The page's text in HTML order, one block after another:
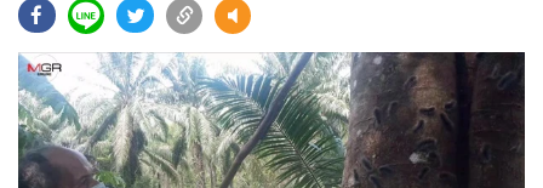
• คอลัมนิสต์
• ละคร
• CbizReview
• Cyber BIZ
• ผู้จัดกวน